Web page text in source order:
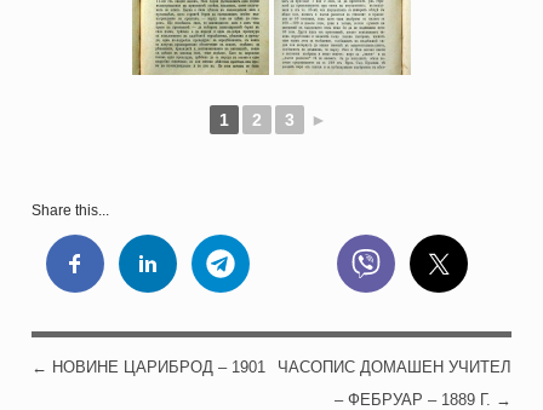
1 2 3 ►
Share this...
POST NAVIGATION
← НОВИНЕ ЦАРИБРОД – 1901
ЧАСОПИС ДОМАШЕН УЧИТЕЛ
– ФЕБРУАР – 1889 Г. →